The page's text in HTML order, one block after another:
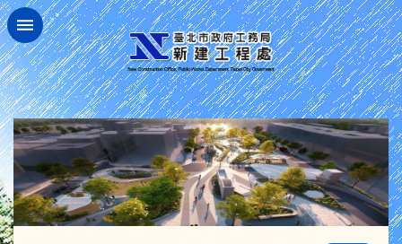
跳到主要內容區塊